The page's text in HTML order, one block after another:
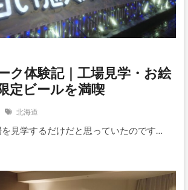
ク体験記｜工場見学・お絵
定ビールを満喫
北海道
見学するだけだと思っていたのです…